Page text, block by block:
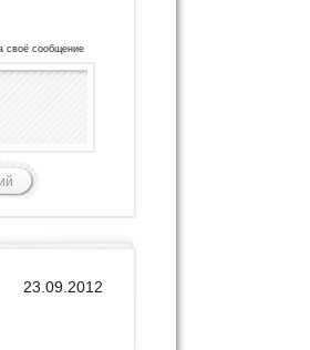
своё сообщение
23.09.2012